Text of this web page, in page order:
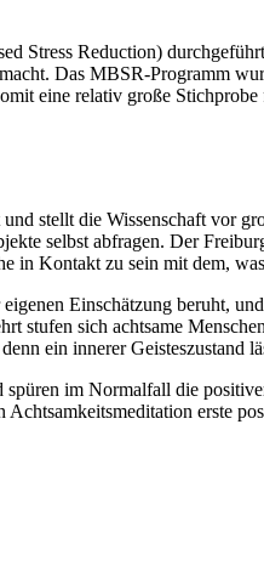
Stress Reduction)
Das MBSR-Programm
eine relativ große
stellt die Wissenschaft vor
selbst abfragen. Der
in Kontakt zu sein mit dem,
Einschätzung beruht,
stufen sich achtsame
ein innerer Geisteszustand
im Normalfall die
erste